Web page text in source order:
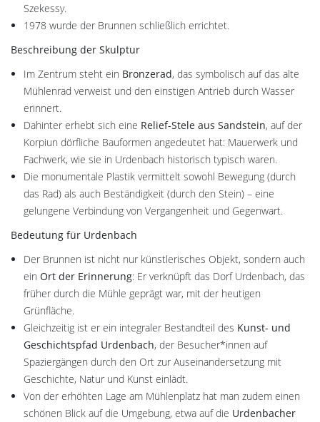
Szekessy.
1978 wurde der Brunnen schließlich errichtet.
Beschreibung der Skulptur
Im Zentrum steht ein Bronzerad, das symbolisch auf das alte
Mühlenrad verweist und den einstigen Antrieb durch Wasser
erinnert.
Dahinter erhebt sich eine Relief-Stele aus Sandstein, auf der
Korpiun dörfliche Bauformen angedeutet hat: Mauerwerk und
Fachwerk, wie sie in Urdenbach historisch typisch waren.
Die monumentale Plastik vermittelt sowohl Bewegung (durch
das Rad) als auch Beständigkeit (durch den Stein) – eine
gelungene Verbindung von Vergangenheit und Gegenwart.
Bedeutung für Urdenbach
Der Brunnen ist nicht nur künstlerisches Objekt, sondern auch
ein Ort der Erinnerung: Er verknüpft das Dorf Urdenbach, das
früher durch die Mühle geprägt war, mit der heutigen
Grünfläche.
Gleichzeitig ist er ein integraler Bestandteil des Kunst- und
Geschichtspfad Urdenbach, der Besucher*innen auf
Spaziergängen durch den Ort zur Auseinandersetzung mit
Geschichte, Natur und Kunst einlädt.
Von der erhöhten Lage am Mühlenplatz hat man zudem einen
schönen Blick auf die Umgebung, etwa auf die Urdenbacher